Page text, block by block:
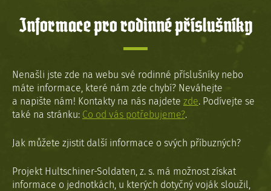
Informace pro rodinné příslušníky
Nenašli jste zde na webu své rodinné příslušníky nebo
máte informace, které nám zde chybí? Neváhejte
a napište nám! Kontakty na nás najdete zde. Podívejte se
také na stránku: Co od vás potřebujeme?.
Jak můžete zjistit další informace o svých příbuzných?
Projekt Hultschiner-Soldaten, z. s. má možnost získat
informace o jednotkách, u kterých dotyčný voják sloužil,